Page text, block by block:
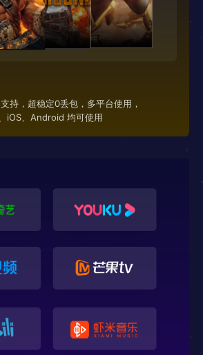
持，超稳定0丢包，多平台使用，
iOS、Android 均可使用